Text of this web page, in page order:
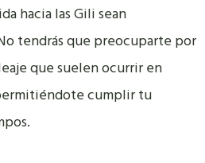
hacia las Gili sean
tendrás que preocuparte por
que suelen ocurrir en
cumplir tu